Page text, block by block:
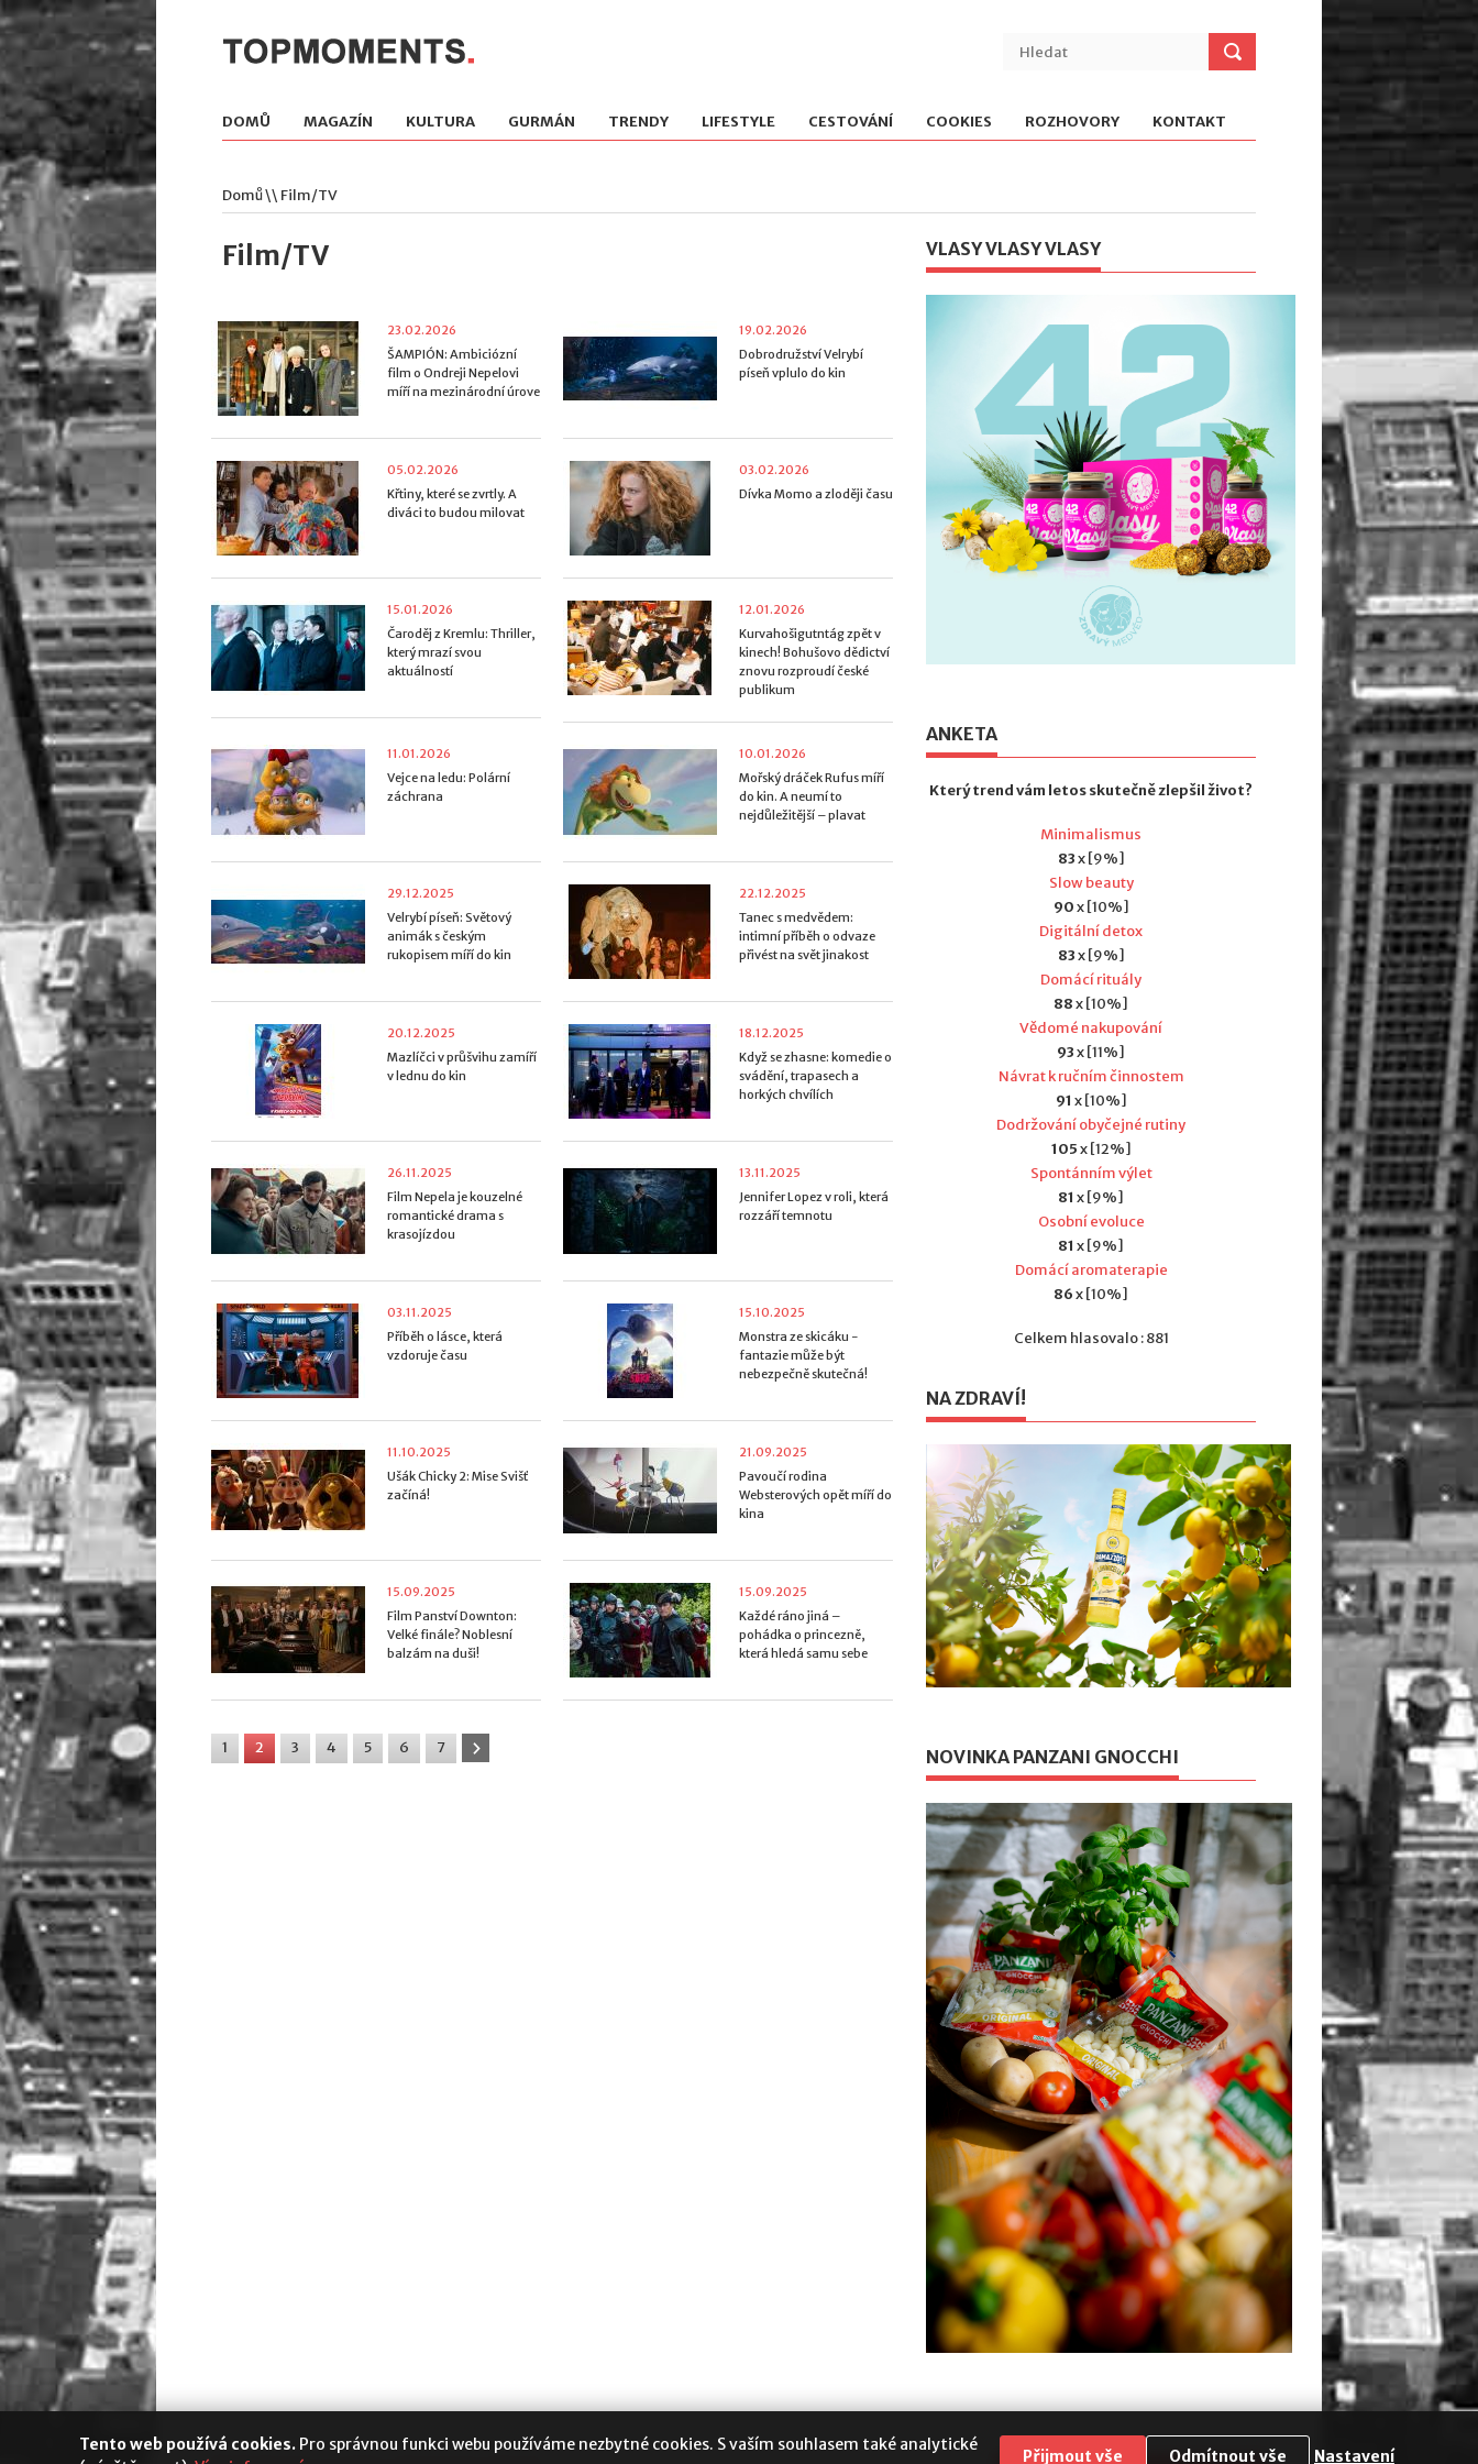
DOMŮ MAGAZÍN KULTURA GURMÁN TRENDY LIFESTYLE CESTOVÁNÍ COOKIES ROZHOVORY KONTAKT
Domů\\ Film/TV
Film/TV
23.02.2026
ŠAMPIÓN: Ambiciózní
film o Ondreji Nepelovi
míří na mezinárodní úrove
19.02.2026
Dobrodružství Velrybí
píseň vplulo do kin
05.02.2026
Křtiny, které se zvrtly. A
diváci to budou milovat
03.02.2026
Dívka Momo a zloději času
15.01.2026
Čaroděj z Kremlu: Thriller,
který mrazí svou
aktuálností
12.01.2026
Kurvahošigutntág zpět v
kinech! Bohušovo dědictví
znovu rozproudí české
publikum
11.01.2026
Vejce na ledu: Polární
záchrana
10.01.2026
Mořský dráček Rufus míří
do kin. A neumí to
nejdůležitější – plavat
29.12.2025
Velrybí píseň: Světový
animák s českým
rukopisem míří do kin
22.12.2025
Tanec s medvědem:
intimní příběh o odvaze
přivést na svět jinakost
20.12.2025
Mazlíčci v průšvihu zamíří
v lednu do kin
18.12.2025
Když se zhasne: komedie o
svádění, trapasech a
horkých chvílích
26.11.2025
Film Nepela je kouzelné
romantické drama s
krasojízdou
13.11.2025
Jennifer Lopez v roli, která
rozzáří temnotu
03.11.2025
Příběh o lásce, která
vzdoruje času
15.10.2025
Monstra ze skicáku -
fantazie může být
nebezpečně skutečná!
11.10.2025
Ušák Chicky 2: Mise Svišť
začíná!
21.09.2025
Pavoučí rodina
Websterových opět míří do
kina
15.09.2025
Film Panství Downton:
Velké finále? Noblesní
balzám na duši!
15.09.2025
Každé ráno jiná –
pohádka o princezně,
která hledá samu sebe
1 2 3 4 5 6 7
VLASY VLASY VLASY
ANKETA
Který trend vám letos skutečně zlepšil život?
Minimalismus
83x [9%]
Slow beauty
90x [10%]
Digitální detox
83x [9%]
Domácí rituály
88x [10%]
Vědomé nakupování
93x [11%]
Návrat k ručním činnostem
91 x [10%]
Dodržování obyčejné rutiny
105x [12%]
Spontánním výlet
81 x [9%]
Osobní evoluce
81 x [9%]
Domácí aromaterapie
86x [10%]
Celkem hlasovalo : 881
NA ZDRAVÍ!
NOVINKA PANZANI GNOCCHI
Tento web používá cookies. Pro správnou funkci webu používáme nezbytné cookies. S vaším souhlasem také analytické
Přijmout vše Odmítnout vše Nastavení